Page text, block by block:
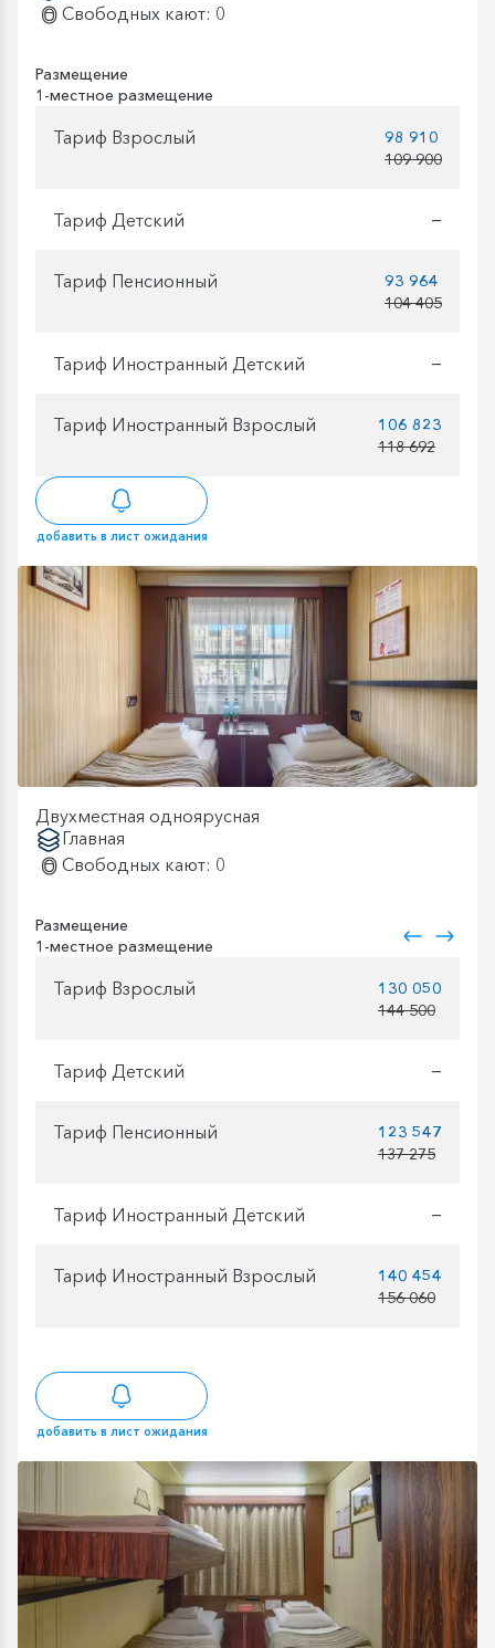
Свободных кают: 0
Размещение
1-местное размещение
Тариф Взрослый
98 910
109 900
Тариф Детский —
Тариф Пенсионный
93 964
104 405
Тариф Иностранный Детский —
Тариф Иностранный Взрослый
106 823
118 692
добавить в лист ожидания
Двухместная одноярусная
Главная
Свободных кают: 0
Размещение
1-местное размещение
Тариф Взрослый
130 050
144 500
Тариф Детский —
Тариф Пенсионный
123 547
137 275
Тариф Иностранный Детский —
Тариф Иностранный Взрослый
140 454
156 060
добавить в лист ожидания